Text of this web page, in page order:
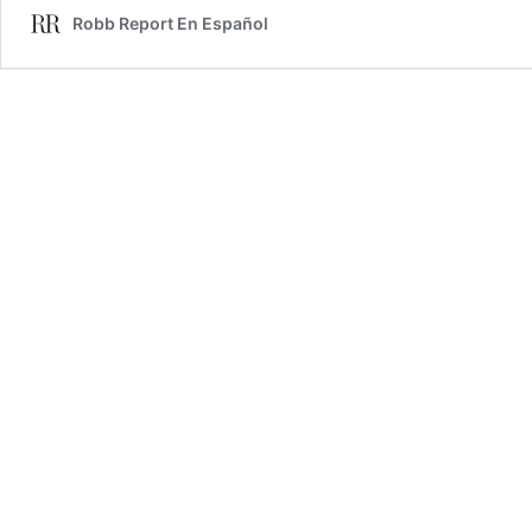
Robb Report En Español